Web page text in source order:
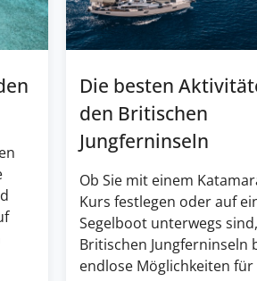
Die besten
den Britischen
Jungferninseln
Ob Sie mit einem
Kurs festlegen oder auf
Segelboot unterwegs
Britischen Jungferninseln
endlose Möglichkeiten für